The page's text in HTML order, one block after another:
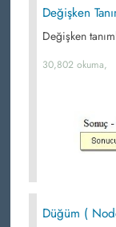
Değişken
Değişken
30,802 okuma,
Düğüm (